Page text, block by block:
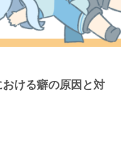
ける癖の原因と対